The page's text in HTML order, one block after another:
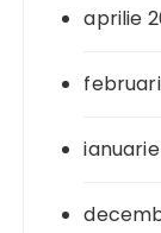
aprilie